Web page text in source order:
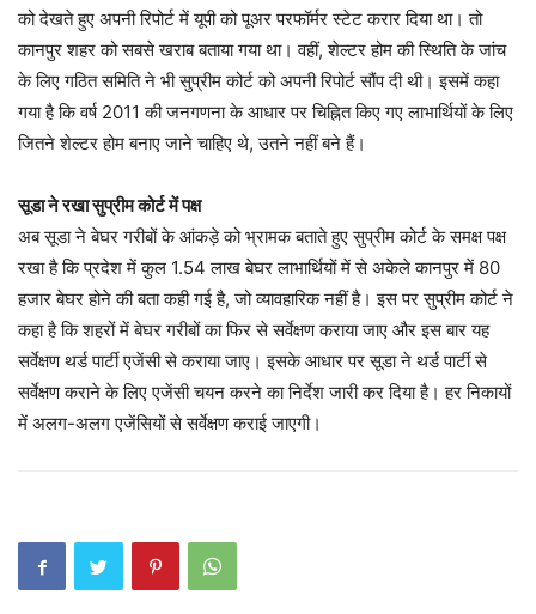
को देखते हुए अपनी रिपोर्ट में यूपी को पूअर परफॉर्मर स्टेट करार दिया था। तो
कानपुर शहर को सबसे खराब बताया गया था। वहीं, शेल्टर होम की स्थिति के जांच
के लिए गठित समिति ने भी सुप्रीम कोर्ट को अपनी रिपोर्ट सौंप दी थी। इसमें कहा
गया है कि वर्ष 2011 की जनगणना के आधार पर चिह्नित किए गए लाभार्थियों के लिए
जितने शेल्टर होम बनाए जाने चाहिए थे, उतने नहीं बने हैं।
सूडा ने रखा सुप्रीम कोर्ट में पक्ष
अब सूडा ने बेघर गरीबों के आंकड़े को भ्रामक बताते हुए सुप्रीम कोर्ट के समक्ष पक्ष
रखा है कि प्रदेश में कुल 1.54 लाख बेघर लाभार्थियों में से अकेले कानपुर में 80
हजार बेघर होने की बता कही गई है, जो व्यावहारिक नहीं है। इस पर सुप्रीम कोर्ट ने
कहा है कि शहरों में बेघर गरीबों का फिर से सर्वेक्षण कराया जाए और इस बार यह
सर्वेक्षण थर्ड पार्टी एजेंसी से कराया जाए। इसके आधार पर सूडा ने थर्ड पार्टी से
सर्वेक्षण कराने के लिए एजेंसी चयन करने का निर्देश जारी कर दिया है। हर निकायों
में अलग-अलग एजेंसियों से सर्वेक्षण कराई जाएगी।